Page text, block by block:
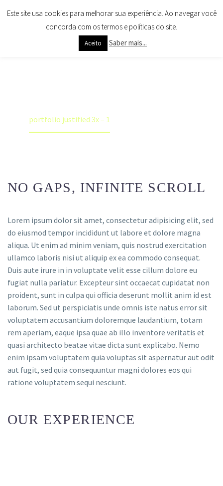
PORTFOLIO
portfolio justified 3x – 1
NO GAPS, INFINITE SCROLL
Lorem ipsum dolor sit amet, consectetur adipisicing elit, sed
do eiusmod tempor incididunt ut labore et dolore magna
aliqua. Ut enim ad minim veniam, quis nostrud exercitation
ullamco laboris nisi ut aliquip ex ea commodo consequat.
Duis aute irure in in voluptate velit esse cillum dolore eu
fugiat nulla pariatur. Excepteur sint occaecat cupidatat non
proident, sunt in culpa qui officia deserunt mollit anim id est
laborum. Sed ut perspiciatis unde omnis iste natus error sit
voluptatem accusantium doloremque laudantium, totam
rem aperiam, eaque ipsa quae ab illo inventore veritatis et
quasi architecto beatae vitae dicta sunt explicabo. Nemo
enim ipsam voluptatem quia voluptas sit aspernatur aut odit
aut fugit, sed quia consequuntur magni dolores eos qui
ratione voluptatem sequi nesciunt.
OUR EXPERIENCE
Este site usa cookies para melhorar sua experiência. Ao navegar você
concorda com os termos e políticas do site.
Aceito Saber mais...